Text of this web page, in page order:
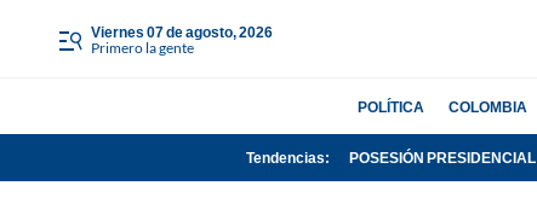
viernes 07 de agosto, 2026
Primero la gente
POLÍTICA COLOMBIA
Tendencias: POSESIÓN PRESIDENCIAL